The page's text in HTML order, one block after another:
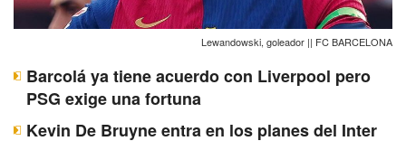
Lewandowski, goleador || FC BARCELONA
Barcolá ya tiene acuerdo con Liverpool pero
PSG exige una fortuna
Kevin De Bruyne entra en los planes del Inter